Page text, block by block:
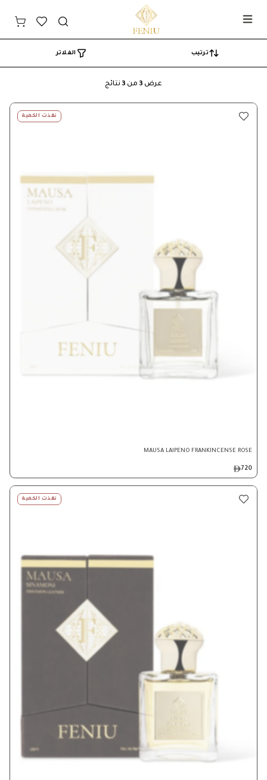
Search
ترتيب الفلاتر
عرض 3 من 3 نتائج
نفذت الكمية
MAUSA LAIPENO FRANKINCENSE ROSE
720
نفذت الكمية